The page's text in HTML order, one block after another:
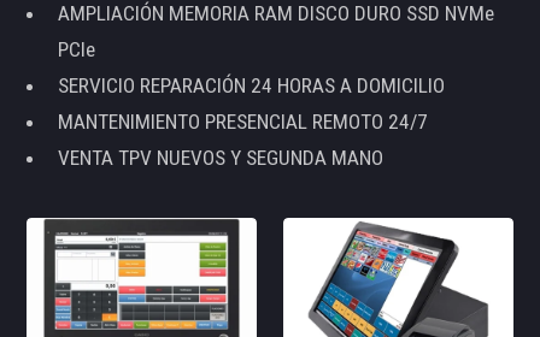
AMPLIACIÓN MEMORIA RAM DISCO DURO SSD NVMe
PCIe
SERVICIO REPARACIÓN 24 HORAS A DOMICILIO
MANTENIMIENTO PRESENCIAL REMOTO 24/7
VENTA TPV NUEVOS Y SEGUNDA MANO